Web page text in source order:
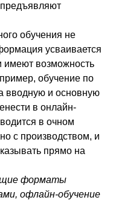
предъявляют
обучения не
усваивается
имеют возможность
обучение по
вводную и основную
в онлайн-
в очном
с производством, и
прямо на
форматы
офлайн-обучение